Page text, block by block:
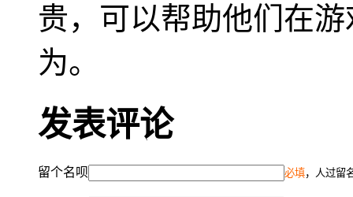
贵，可以帮助他们在
为。
发表评论
留个名呗 必填，人过留